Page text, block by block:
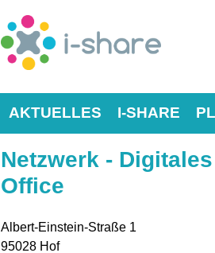
AKTUELLES I-SHARE
Netzwerk -
Office
Albert-Einstein-Straße 1
95028 Hof